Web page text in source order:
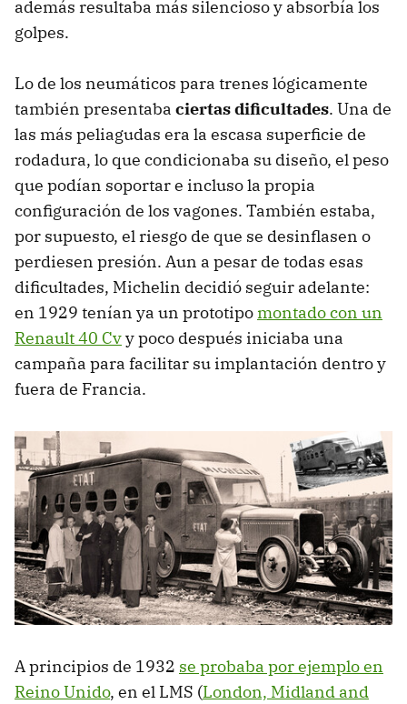
además resultaba más silencioso y absorbía los
golpes.
Lo de los neumáticos para trenes lógicamente
también presentaba ciertas dificultades. Una de
las más peliagudas era la escasa superficie de
rodadura, lo que condicionaba su diseño, el peso
que podían soportar e incluso la propia
configuración de los vagones. También estaba,
por supuesto, el riesgo de que se desinflasen o
perdiesen presión. Aun a pesar de todas esas
dificultades, Michelin decidió seguir adelante:
en 1929 tenían ya un prototipomontado con un
Renault 40 Cvy poco después iniciaba una
campaña para facilitar su implantación dentro y
fuera de Francia.
A principios de 1932 se probaba por ejemplo en
Reino Unido, en el LMS (London, Midland and